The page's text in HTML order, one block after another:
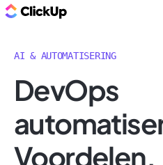
AI & AUTOMATISERING
DevOps
Voordelen,